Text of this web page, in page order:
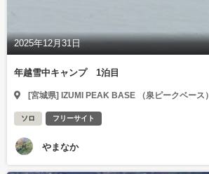
2025年12月31日
年越雪中キャンプ 1泊目
[宮城県] IZUMI PEAK BASE （泉ピークベース）
ソロ フリーサイト
やまなか